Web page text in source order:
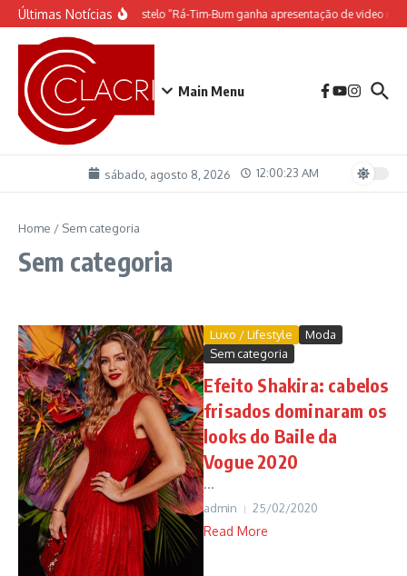
Ir para o conteúdo
Últimas Notícias
O espetáculo do Castelo “Rá-Tim-Bum ganha apresentação de video
Main Menu
sábado, agosto 8, 2026 12:00:24 AM
Home / Sem categoria
Sem categoria
Luxo / Lifestyle
Moda
Sem categoria
Efeito Shakira: cabelos
frisados dominaram os
looks do Baile da
Vogue 2020
...
admin 25/02/2020
Read More